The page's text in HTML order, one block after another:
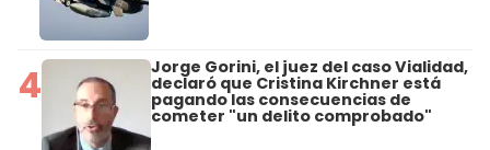
4 Jorge Gorini, el juez del caso Vialidad,
declaró que Cristina Kirchner está
pagando las consecuencias de
cometer "un delito comprobado"